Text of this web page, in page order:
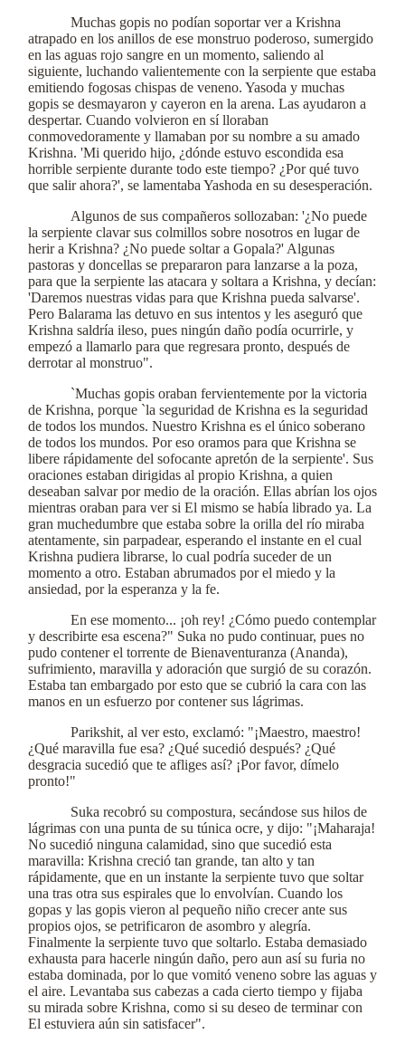
Muchas gopis no podían soportar ver a Krishna
atrapado en los anillos de ese monstruo poderoso, sumergido
en las aguas rojo sangre en un momento, saliendo al
siguiente, luchando valientemente con la serpiente que estaba
emitiendo fogosas chispas de veneno. Yasoda y muchas
gopis se desmayaron y cayeron en la arena. Las ayudaron a
despertar. Cuando volvieron en sí lloraban
conmovedoramente y llamaban por su nombre a su amado
Krishna. 'Mi querido hijo, ¿dónde estuvo escondida esa
horrible serpiente durante todo este tiempo? ¿Por qué tuvo
que salir ahora?', se lamentaba Yashoda en su desesperación.
Algunos de sus compañeros sollozaban: '¿No puede
la serpiente clavar sus colmillos sobre nosotros en lugar de
herir a Krishna? ¿No puede soltar a Gopala?' Algunas
pastoras y doncellas se prepararon para lanzarse a la poza,
para que la serpiente las atacara y soltara a Krishna, y decían:
'Daremos nuestras vidas para que Krishna pueda salvarse'.
Pero Balarama las detuvo en sus intentos y les aseguró que
Krishna saldría ileso, pues ningún daño podía ocurrirle, y
empezó a llamarlo para que regresara pronto, después de
derrotar al monstruo".
`Muchas gopis oraban fervientemente por la victoria
de Krishna, porque `la seguridad de Krishna es la seguridad
de todos los mundos. Nuestro Krishna es el único soberano
de todos los mundos. Por eso oramos para que Krishna se
libere rápidamente del sofocante apretón de la serpiente'. Sus
oraciones estaban dirigidas al propio Krishna, a quien
deseaban salvar por medio de la oración. Ellas abrían los ojos
mientras oraban para ver si El mismo se había librado ya. La
gran muchedumbre que estaba sobre la orilla del río miraba
atentamente, sin parpadear, esperando el instante en el cual
Krishna pudiera librarse, lo cual podría suceder de un
momento a otro. Estaban abrumados por el miedo y la
ansiedad, por la esperanza y la fe.
En ese momento... ¡oh rey! ¿Cómo puedo contemplar
y describirte esa escena?" Suka no pudo continuar, pues no
pudo contener el torrente de Bienaventuranza (Ananda),
sufrimiento, maravilla y adoración que surgió de su corazón.
Estaba tan embargado por esto que se cubrió la cara con las
manos en un esfuerzo por contener sus lágrimas.
Parikshit, al ver esto, exclamó: "¡Maestro, maestro!
¿Qué maravilla fue esa? ¿Qué sucedió después? ¿Qué
desgracia sucedió que te afliges así? ¡Por favor, dímelo
pronto!"
Suka recobró su compostura, secándose sus hilos de
lágrimas con una punta de su túnica ocre, y dijo: "¡Maharaja!
No sucedió ninguna calamidad, sino que sucedió esta
maravilla: Krishna creció tan grande, tan alto y tan
rápidamente, que en un instante la serpiente tuvo que soltar
una tras otra sus espirales que lo envolvían. Cuando los
gopas y las gopis vieron al pequeño niño crecer ante sus
propios ojos, se petrificaron de asombro y alegría.
Finalmente la serpiente tuvo que soltarlo. Estaba demasiado
exhausta para hacerle ningún daño, pero aun así su furia no
estaba dominada, por lo que vomitó veneno sobre las aguas y
el aire. Levantaba sus cabezas a cada cierto tiempo y fijaba
su mirada sobre Krishna, como si su deseo de terminar con
El estuviera aún sin satisfacer".